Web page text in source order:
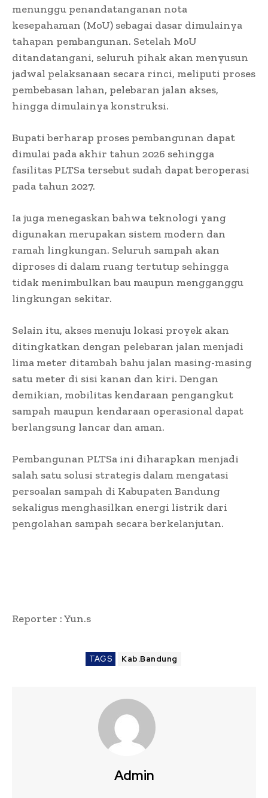
menunggu penandatanganan nota
kesepahaman (MoU) sebagai dasar dimulainya
tahapan pembangunan. Setelah MoU
ditandatangani, seluruh pihak akan menyusun
jadwal pelaksanaan secara rinci, meliputi proses
pembebasan lahan, pelebaran jalan akses,
hingga dimulainya konstruksi.
Bupati berharap proses pembangunan dapat
dimulai pada akhir tahun 2026 sehingga
fasilitas PLTSa tersebut sudah dapat beroperasi
pada tahun 2027.
Ia juga menegaskan bahwa teknologi yang
digunakan merupakan sistem modern dan
ramah lingkungan. Seluruh sampah akan
diproses di dalam ruang tertutup sehingga
tidak menimbulkan bau maupun mengganggu
lingkungan sekitar.
Selain itu, akses menuju lokasi proyek akan
ditingkatkan dengan pelebaran jalan menjadi
lima meter ditambah bahu jalan masing-masing
satu meter di sisi kanan dan kiri. Dengan
demikian, mobilitas kendaraan pengangkut
sampah maupun kendaraan operasional dapat
berlangsung lancar dan aman.
Pembangunan PLTSa ini diharapkan menjadi
salah satu solusi strategis dalam mengatasi
persoalan sampah di Kabupaten Bandung
sekaligus menghasilkan energi listrik dari
pengolahan sampah secara berkelanjutan.
Reporter : Yun.s
TAGS Kab.Bandung
Admin